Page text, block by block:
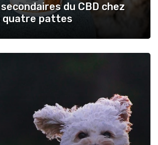
du CBD chez
quatre pattes